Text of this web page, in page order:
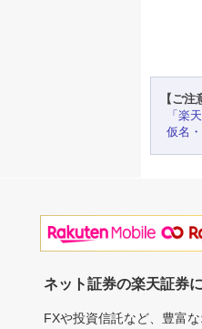
【ご注
「楽
仮名
ネット証券の楽天証券
FXや投資信託など、豊富